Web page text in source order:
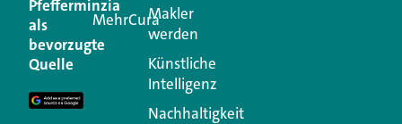
Ihre E-Mail-Adresse wird nicht veröffentlicht.
Erforderliche Felder sind mit
Kommentar
Pfefferminzia
als
bevorzugte
Quelle
MehrCuraMakler
werden
Künstliche
Intelligenz
Nachhaltigkeit